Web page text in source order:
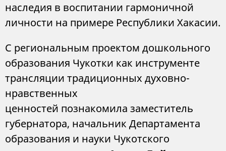
наследия в воспитании гармоничной
личности на примере Республики Хакасии.
С региональным проектом дошкольного
образования Чукотки как инструменте
трансляции традиционных духовно-
нравственных
ценностей познакомила заместитель
губернатора, начальник Департамента
образования и науки Чукотского